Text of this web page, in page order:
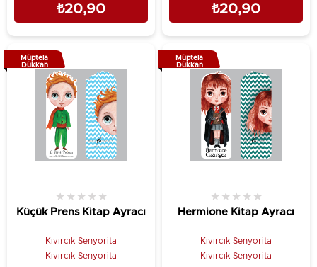
₺20,90 ₺20,90
Küçük Prens Kitap Ayracı
★ ★ ★ ★ ★
Kıvırcık Senyorita
Kıvırcık Senyorita
Müptela
Dükkan
Hermione Kitap Ayracı
★ ★ ★ ★ ★
Kıvırcık Senyorita
Kıvırcık Senyorita
Müptela
Dükkan